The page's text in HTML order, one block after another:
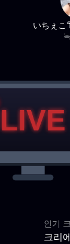
いちぇ
인기
크리